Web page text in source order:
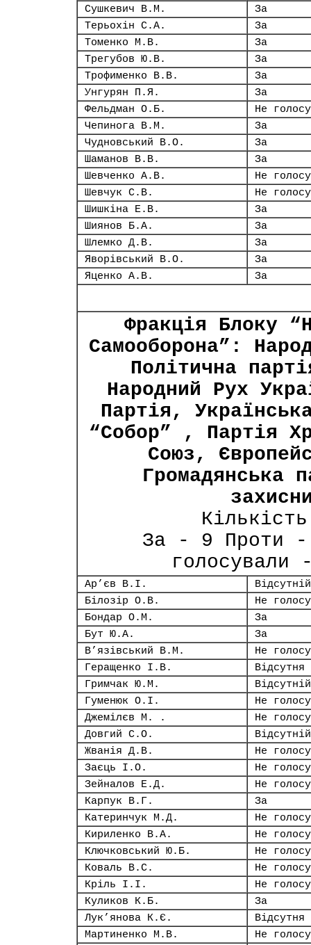
Сушкевич В.М.
За
Терьохін С.А.
За
Томенко М.В.
За
Трегубов Ю.В.
За
Трофименко В.В.
За
Унгурян П.Я.
За
Фельдман О.Б.
Не
Чепинога В.М.
За
Чудновський В.О.
За
Шаманов В.В.
За
Шевченко А.В.
Не
Шевчук С.В.
Не
Шишкіна Е.В.
За
Шиянов Б.А.
За
Шлемко Д.В.
За
Яворівський В.О.
За
Яценко А.В.
За
Фракція Блоку
Самооборона”:
Політична
Народний Рух
Партія,
“Собор” , Партія
Союз,
Громадянська
За - 9 Проти -
Ар’єв В.І.
Відсутній
Білозір О.В.
Не
Бондар О.М.
За
Бут Ю.А.
За
В’язівський В.М.
Не
Геращенко І.В.
Відсутня
Гримчак Ю.М.
Відсутній
Гуменюк О.І.
Не
Джемілєв М. .
Не
Довгий С.О.
Відсутній
Жванія Д.В.
Не
Заєць І.О.
Не
Зейналов Е.Д.
Не
Карпук В.Г.
За
Катеринчук М.Д.
Не
Кириленко В.А.
Не
Ключковський Ю.Б.
Не
Коваль В.С.
Не
Кріль І.І.
Не
Куликов К.Б.
За
Лук’янова К.Є.
Відсутня
Мартиненко М.В.
Не